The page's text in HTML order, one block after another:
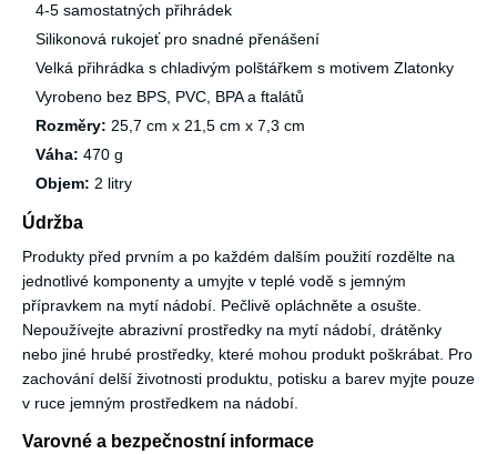
4-5 samostatných přihrádek
Silikonová rukojeť pro snadné přenášení
Velká přihrádka s chladivým polštářkem s motivem Zlatonky
Vyrobeno bez BPS, PVC, BPA a ftalátů
Rozměry: 25,7 cm x 21,5 cm x 7,3 cm
Váha: 470 g
Objem: 2 litry
Údržba
Produkty před prvním a po každém dalším použití rozdělte na
jednotlivé komponenty a umyjte v teplé vodě s jemným
přípravkem na mytí nádobí. Pečlivě opláchněte a osušte.
Nepoužívejte abrazivní prostředky na mytí nádobí, drátěnky
nebo jiné hrubé prostředky, které mohou produkt poškrábat. Pro
zachování delší životnosti produktu, potisku a barev myjte pouze
v ruce jemným prostředkem na nádobí.
Varovné a bezpečnostní informace